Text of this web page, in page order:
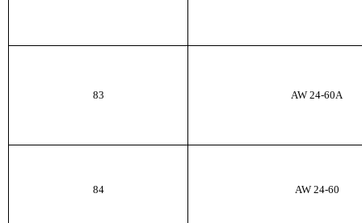
83 AW 24-60A
84 AW 24-60